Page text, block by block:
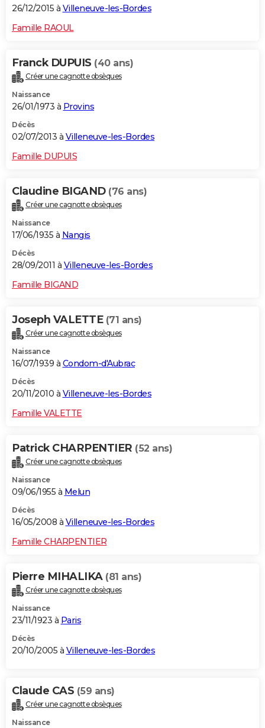
26/12/2015 à Villeneuve-les-Bordes
Famille RAOUL
Franck DUPUIS (40 ans)
Créer une cagnotte obsèques
Naissance
26/01/1973 à Provins
Décès
02/07/2013 à Villeneuve-les-Bordes
Famille DUPUIS
Claudine BIGAND (76 ans)
Créer une cagnotte obsèques
Naissance
17/06/1935 à Nangis
Décès
28/09/2011 à Villeneuve-les-Bordes
Famille BIGAND
Joseph VALETTE (71 ans)
Créer une cagnotte obsèques
Naissance
16/07/1939 à Condom-d'Aubrac
Décès
20/11/2010 à Villeneuve-les-Bordes
Famille VALETTE
Patrick CHARPENTIER (52 ans)
Créer une cagnotte obsèques
Naissance
09/06/1955 à Melun
Décès
16/05/2008 à Villeneuve-les-Bordes
Famille CHARPENTIER
Pierre MIHALIKA (81 ans)
Créer une cagnotte obsèques
Naissance
23/11/1923 à Paris
Décès
20/10/2005 à Villeneuve-les-Bordes
Claude CAS (59 ans)
Créer une cagnotte obsèques
Naissance